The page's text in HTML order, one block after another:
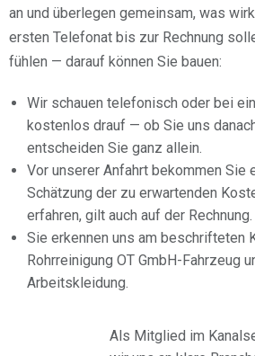
an und überlegen gemeinsam, was
ersten Telefonat bis zur Rechnung
fühlen — darauf können Sie bauen:
Wir schauen telefonisch oder bei
kostenlos drauf — ob Sie uns
entscheiden Sie ganz allein.
Vor unserer Anfahrt bekommen Sie
Schätzung der zu erwartenden
erfahren, gilt auch auf der Rechnung.
Sie erkennen uns am beschrifteten
Rohrreinigung OT GmbH-Fahrzeug
Arbeitskleidung.
Als Mitglied im